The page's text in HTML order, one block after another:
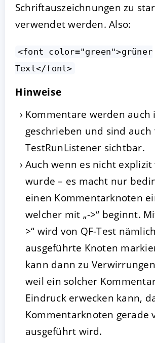
Schriftauszeichnungen zu
verwendet werden. Also:
<font color="green">grüner
Text</font>
Hinweise
Kommentare werden auch
geschrieben und sind auch
TestRunListener sichtbar.
Auch wenn es nicht
wurde – es macht nur
einen Kommentarknoten
welcher mit „->“ beginnt.
>“ wird von QF-Test
ausgeführte Knoten
kann dann zu
weil ein solcher
Eindruck erwecken kann,
Kommentarknoten gerade
ausgeführt wird.